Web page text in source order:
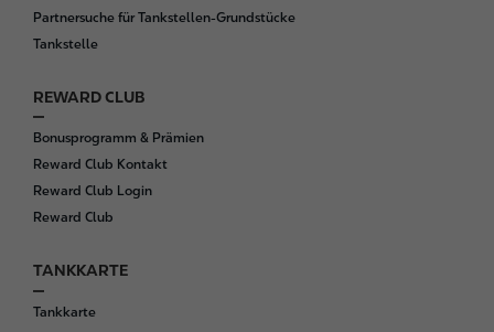
Partnersuche für Tankstellen-Grundstücke
Tankstelle
REWARD CLUB
Bonusprogramm & Prämien
Reward Club Kontakt
Reward Club Login
Reward Club
TANKKARTE
Tankkarte